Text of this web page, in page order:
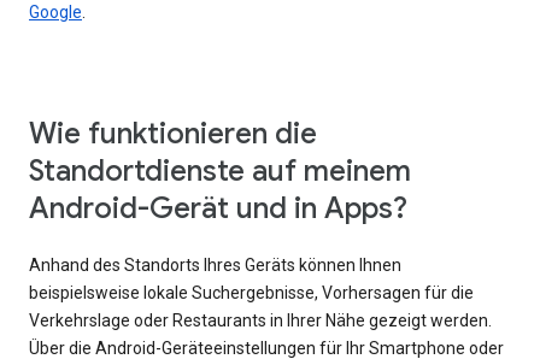
Google
Wie funktionieren die
Standortdienste auf meinem
Android-Gerät und in Apps?
Anhand des Standorts Ihres Geräts können Ihnen
beispielsweise lokale Suchergebnisse, Vorhersagen für die
Verkehrslage oder Restaurants in Ihrer Nähe gezeigt werden.
Über die Android-Geräteeinstellungen für Ihr Smartphone oder